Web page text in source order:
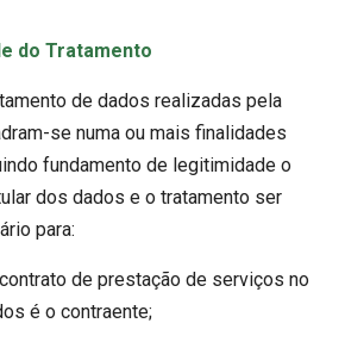
do Tratamento
de dados realizadas pela
se numa ou mais finalidades
fundamento de legitimidade o
dos dados e o tratamento ser
para:
de prestação de serviços no
é o contraente;